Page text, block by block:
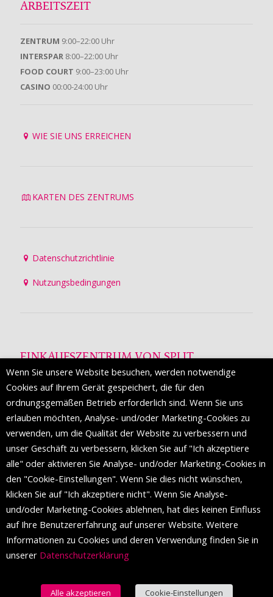
ARBEITSZEIT
ZENTRUM 9:00–22:00 Uhr
INTERSPAR 8:00–22:00 Uhr
FOOD COURT 9:00–23:00 Uhr
CASINO 00:00-24:00 Uhr
WIE SIE UNS ERREICHEN
KARTEN DES ZENTRUMS
Datenschutzrichtlinie
Nutzungsbedingungen
EINKAUFSZENTRUM VON SPLIT
ist ein prestigeträchtiges Einkaufsziel mit
etwa 200 Einzelhandelsmarken und einer Reihe von
Weltmodemarken, die zum ersten Mal in Split erscheinen.
FOLGEN SIE UNS
Wenn Sie unsere Website besuchen, werden notwendige
Cookies auf Ihrem Gerät gespeichert, die für den
ordnungsgemäßen Betrieb erforderlich sind. Wenn Sie uns
erlauben möchten, Analyse- und/oder Marketing-Cookies zu
verwenden, um die Qualität der Website zu verbessern und
unser Geschäft zu verbessern, klicken Sie auf "Ich akzeptiere
alle" oder aktivieren Sie Analyse- und/oder Marketing-Cookies in
den "Cookie-Einstellungen". Wenn Sie dies nicht wünschen,
klicken Sie auf "Ich akzeptiere nicht". Wenn Sie Analyse-
und/oder Marketing-Cookies ablehnen, hat dies keinen Einfluss
auf Ihre Benutzererfahrung auf unserer Website. Weitere
Informationen zu Cookies und deren Verwendung finden Sie in
unserer Datenschutzerklärung
Alle akzeptieren Cookie-Einstellungen